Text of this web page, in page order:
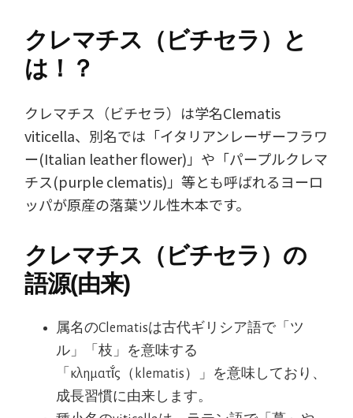
クレマチス（ビチセラ）と
は！？
クレマチス（ビチセラ）は学名Clematis
viticella、別名では「イタリアンレーザーフラワ
ー(Italian leather flower)」や「パープルクレマ
チス(purple clematis)」等とも呼ばれるヨーロ
ッパが原産の落葉ツル性木本です。
クレマチス（ビチセラ）の
語源(由来)
属名のClematisは古代ギリシア語で「ツ
ル」「枝」を意味する
「κληματῐ́ς（klematis）」を意味しており、
成長習慣に由来します。